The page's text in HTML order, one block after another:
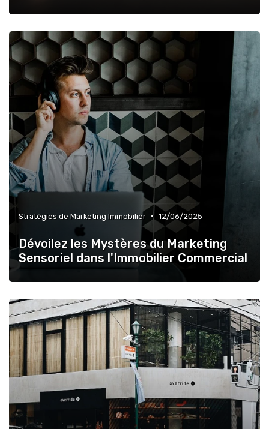
Stratégies de Marketing Immobilier • 12/06/2025
Dévoilez les Mystères du Marketing
Sensoriel dans l'Immobilier Commercial